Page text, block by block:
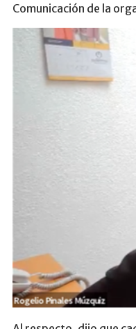
Comunicación de la